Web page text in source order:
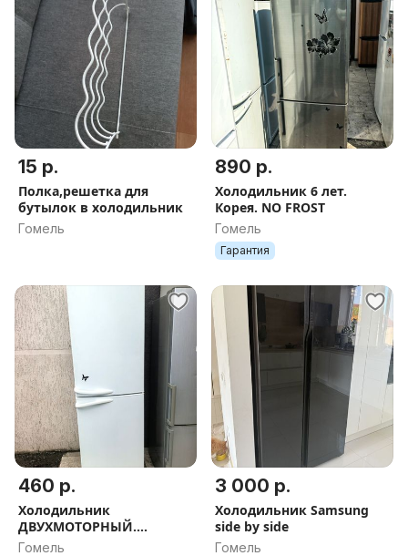
15 р.
Полка,решетка для
бутылок в холодильник
Гомель
890 р.
Холодильник 6 лет.
Корея. NO FROST
Гомель
Гарантия
460 р.
Холодильник
ДВУХМОТОРНЫЙ.
Доставка
Гомель
3 000 р.
Холодильник Samsung
side by side
Гомель